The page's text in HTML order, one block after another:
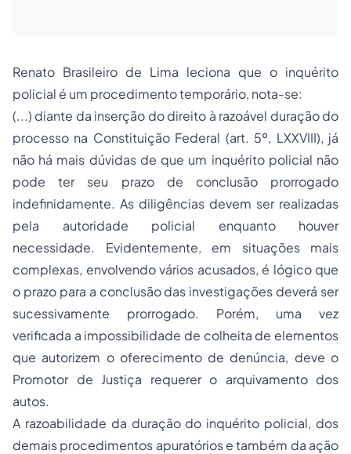
Renato Brasileiro de Lima leciona que o inquérito
policial é um procedimento temporário, nota-se:
(...) diante da inserção do direito à razoável duração do
processo na Constituição Federal (art. 5º, LXXVIII), já
não há mais dúvidas de que um inquérito policial não
pode ter seu prazo de conclusão prorrogado
indefinidamente. As diligências devem ser realizadas
pela autoridade policial enquanto houver
necessidade. Evidentemente, em situações mais
complexas, envolvendo vários acusados, é lógico que
o prazo para a conclusão das investigações deverá ser
sucessivamente prorrogado. Porém, uma vez
verificada a impossibilidade de colheita de elementos
que autorizem o oferecimento de denúncia, deve o
Promotor de Justiça requerer o arquivamento dos
autos.
A razoabilidade da duração do inquérito policial, dos
demais procedimentos apuratórios e também da ação